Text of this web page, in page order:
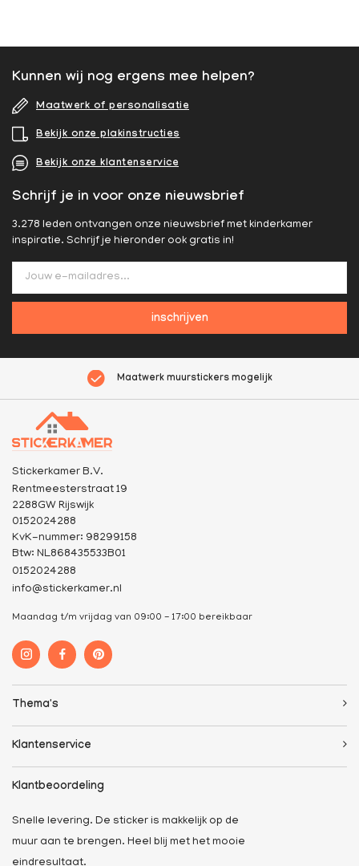
Kunnen wij nog ergens mee helpen?
Maatwerk of personalisatie
Bekijk onze plakinstructies
Bekijk onze klantenservice
Schrijf je in voor onze nieuwsbrief
3.278 leden ontvangen onze nieuwsbrief met kinderkamer
inspiratie. Schrijf je hieronder ook gratis in!
inschrijven
Maatwerk muurstickers mogelijk
Stickerkamer B.V.
Rentmeesterstraat 19
2288GW Rijswijk
0152024288
KvK-nummer: 98299158
Btw: NL868435533B01
0152024288
info@stickerkamer.nl
Maandag t/m vrijdag van 09:00 - 17:00 bereikbaar
Thema's
Klantenservice
Klantbeoordeling
Snelle levering. De sticker is makkelijk op de
muur aan te brengen. Heel blij met het mooie
eindresultaat.